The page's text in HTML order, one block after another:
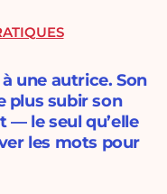
une autrice. Son
plus subir son
— le seul qu’elle
les mots pour